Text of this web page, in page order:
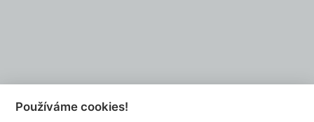
Používáme cookies!